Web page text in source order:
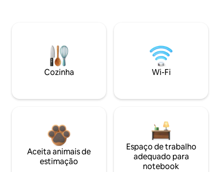
Cozinha Wi-Fi
Aceita animais de
estimação
Espaço de trabalho
adequado para
notebook